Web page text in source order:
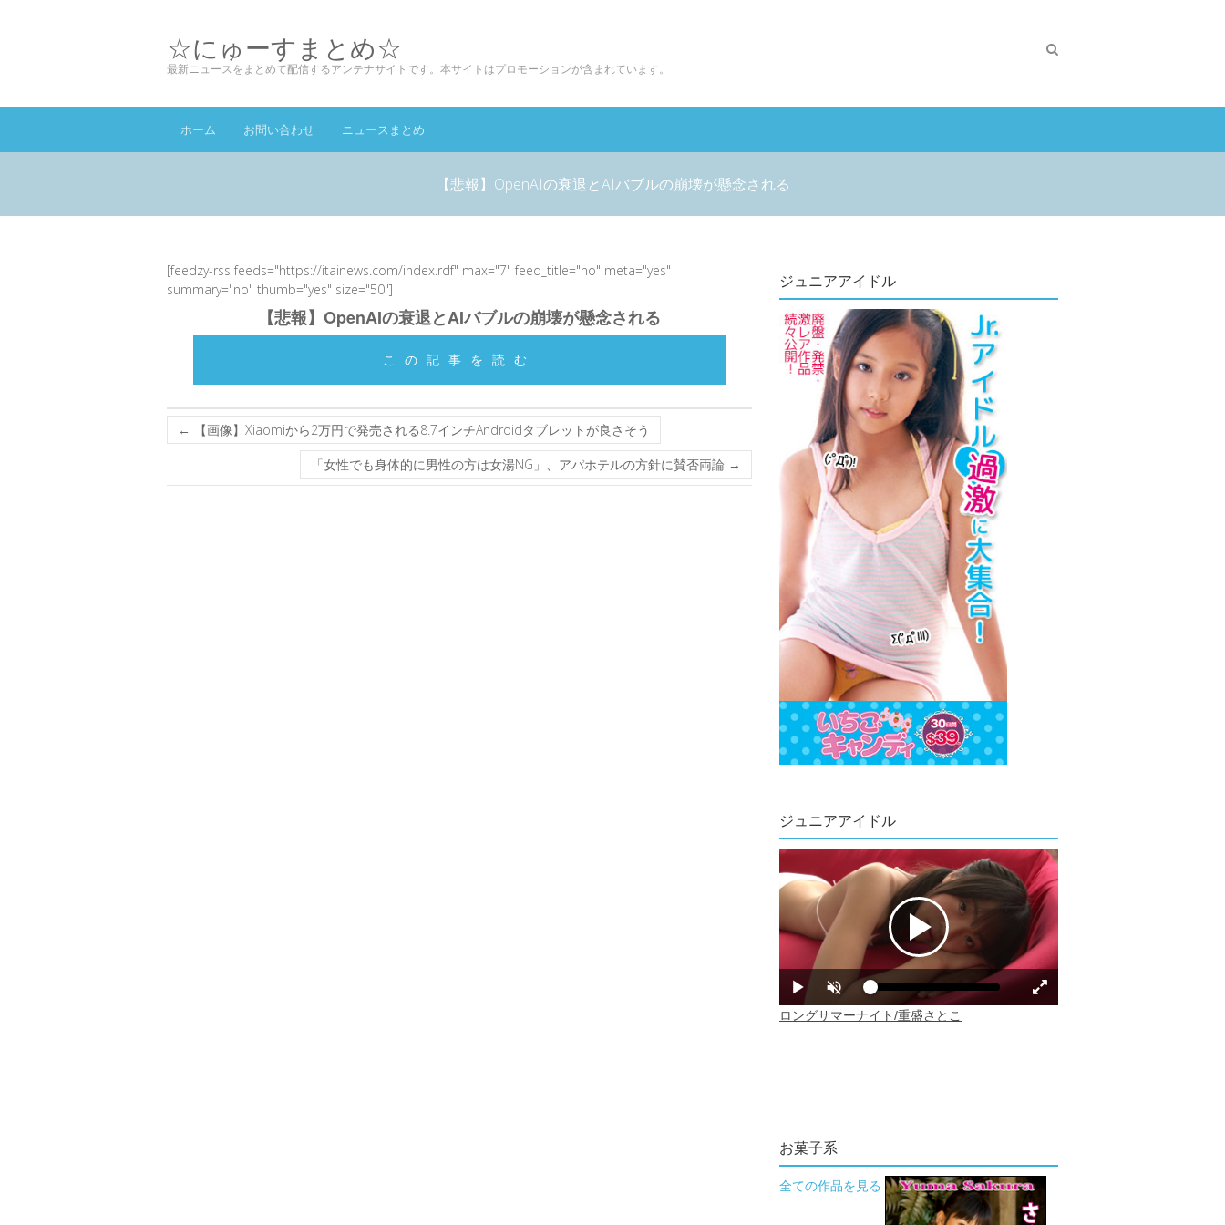
☆にゅーすまとめ☆
最新ニュースをまとめて配信するアンテナサイトです。本サイトはプロモーションが含まれています。
ホーム お問い合わせ ニュースまとめ
【悲報】OpenAIの衰退とAIバブルの崩壊が懸念される
[feedzy-rss feeds="https://itainews.com/index.rdf" max="7" feed_title="no" meta="yes"
summary="no" thumb="yes" size="50"]
【悲報】OpenAIの衰退とAIバブルの崩壊が懸念される
この記事を読む
←
【画像】Xiaomiから2万円で発売される8.7インチAndroidタブレットが良さそう
「女性でも身体的に男性の方は女湯NG」、アパホテルの方針に賛否両論 →
ジュニアアイドル
ジュニアアイドル
お菓子系
全ての作品を見る